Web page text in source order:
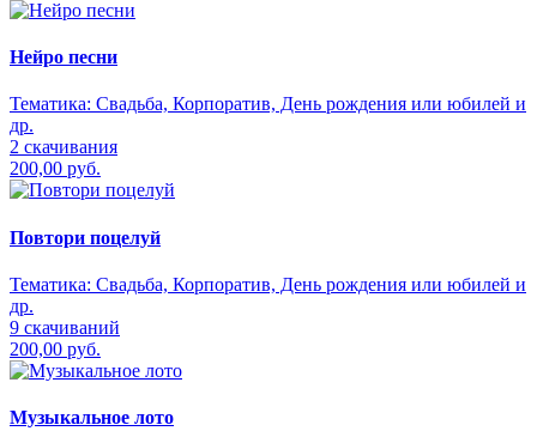
Нейро песни
Тематика: Свадьба, Корпоратив, День рождения или юбилей и
др.
2 скачивания
200,00 руб.
Повтори поцелуй
Тематика: Свадьба, Корпоратив, День рождения или юбилей и
др.
9 скачиваний
200,00 руб.
Музыкальное лото